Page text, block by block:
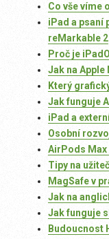
Co vše víme
iPad a psaní
reMarkable 2
Proč je
Jak na Apple
Který
Jak funguje
iPad a
Osobní
AirPods Max
Tipy na
MagSafe v
Jak na
Jak funguje
Budoucnost